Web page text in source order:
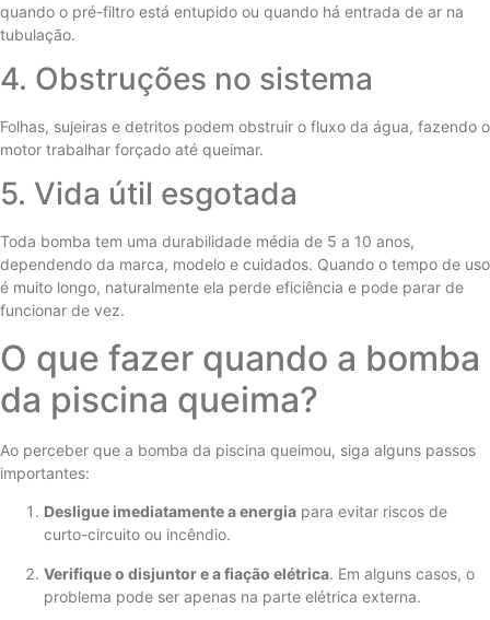
quando o pré-filtro está entupido ou quando há entrada de ar na
tubulação.
4. Obstruções no sistema
Folhas, sujeiras e detritos podem obstruir o fluxo da água, fazendo o
motor trabalhar forçado até queimar.
5. Vida útil esgotada
Toda bomba tem uma durabilidade média de 5 a 10 anos,
dependendo da marca, modelo e cuidados. Quando o tempo de uso
é muito longo, naturalmente ela perde eficiência e pode parar de
funcionar de vez.
O que fazer quando a bomba
da piscina queima?
Ao perceber que a bomba da piscina queimou, siga alguns passos
importantes:
Desligue imediatamente a energia para evitar riscos de
curto-circuito ou incêndio.
Verifique o disjuntor e a fiação elétrica. Em alguns casos, o
problema pode ser apenas na parte elétrica externa.